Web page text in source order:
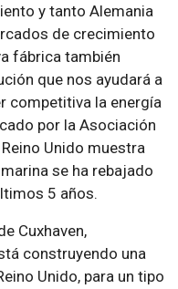
y tanto Alemania
de crecimiento
fábrica también
que nos ayudará a
competitiva la energía
por la Asociación
Unido muestra
se ha rebajado
5 años.
Cuxhaven,
construyendo una
Unido, para un tipo